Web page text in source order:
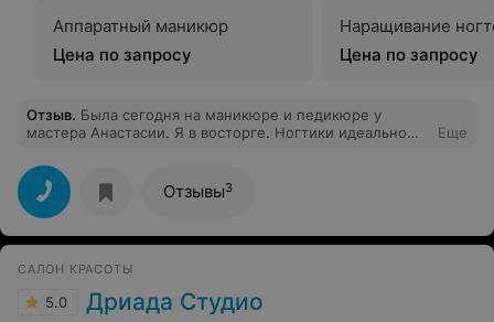
Аппаратный маникюр
Цена по запросу
Наращивание
Цена по запросу
Отзыв. Была сегодня на маникюре и педикюре у
мастера Анастасии. Я в восторге. Ногтики идеально
Еще
Отзывы3
САЛОН КРАСОТЫ
5.0 Дриада Студио